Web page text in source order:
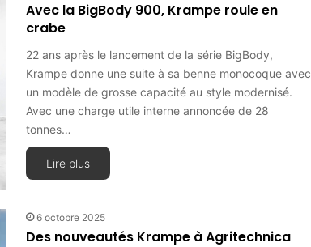
Avec la BigBody 900, Krampe roule en
crabe
22 ans après le lancement de la série BigBody,
Krampe donne une suite à sa benne monocoque avec
un modèle de grosse capacité au style modernisé.
Avec une charge utile interne annoncée de 28
tonnes…
Lire plus
6 octobre 2025
Des nouveautés Krampe à Agritechnica